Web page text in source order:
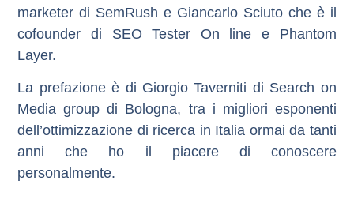
marketer di SemRush e Giancarlo Sciuto che è il
cofounder di SEO Tester On line e Phantom
Layer.
La prefazioneè di Giorgio Taverniti di Search on
Media group di Bologna, tra i migliori esponenti
dell’ottimizzazione di ricerca in Italia ormai da tanti
anni che ho il piacere di conoscere
personalmente.